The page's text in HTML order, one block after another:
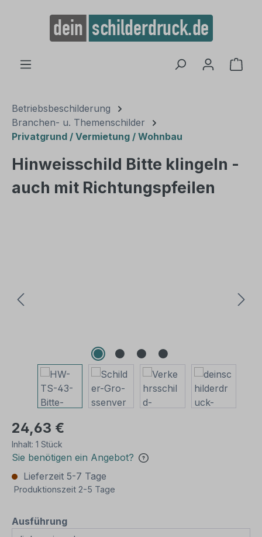
springen
Betriebsbeschilderung
Branchen- u. Themenschilder
Privatgrund / Vermietung / Wohnbau
Hinweisschild Bitte klingeln -
auch mit Richtungspfeilen
24,63 €
Inhalt: 1 Stück
Sie benötigen ein Angebot?
Lieferzeit 5-7 Tage
Produktionszeit 2-5 Tage
Ausführungauswählen